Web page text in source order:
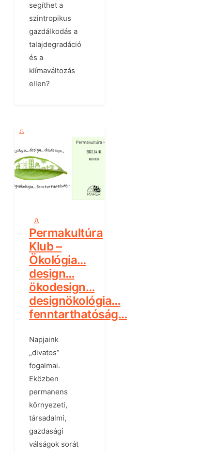
segíthet a
szintropikus
gazdálkodás a
talajdegradáció
és a
klímaváltozás
ellen?
Permakultúra
Klub –
Ökológia…
design…
ökodesign…
designökológia…
fenntarthatóság…
Napjaink
„divatos”
fogalmai.
Eközben
permanens
környezeti,
társadalmi,
gazdasági
válságok sorát